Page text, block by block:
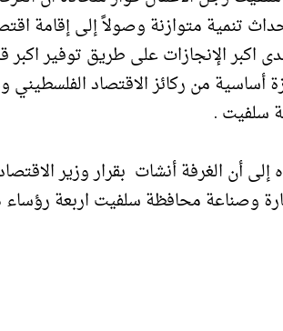
تنمية متوازنة وصولاً إلى إقامة
التجارية في سلفيت عام 1997 إحدى اكبر الإنجازات
أساسية من ركائز الاقتصاد الفلسطيني
سلفيت .